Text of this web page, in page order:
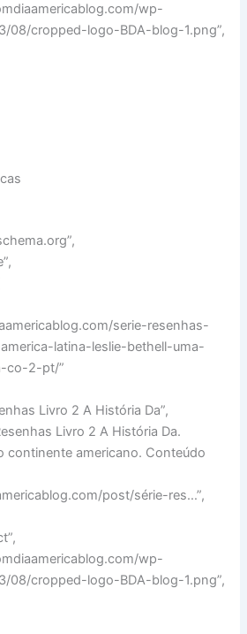
wp-
08/cropped-logo-BDA-blog-1.png”,
serie-resenhas-
latina-leslie-bethell-uma-
co-2-pt/”
Livro 2 A História Da”,
Livro 2 A História Da.
continente americano. Conteúdo
post/série-res…”,
wp-
08/cropped-logo-BDA-blog-1.png”,